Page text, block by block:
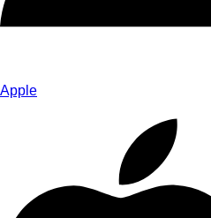
Apple